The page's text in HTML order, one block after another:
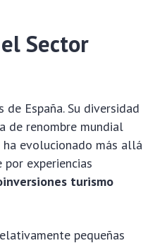
Sector
España. Su diversidad
de renombre mundial
evolucionado más allá
experiencias
turismo
pequeñas